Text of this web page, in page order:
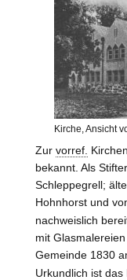
Kirche, Ansicht
Zur vorref.
bekannt. Als
Schleppegrell;
Hohnhorst und
nachweislich
mit
Gemeinde 1830
Urkundlich ist